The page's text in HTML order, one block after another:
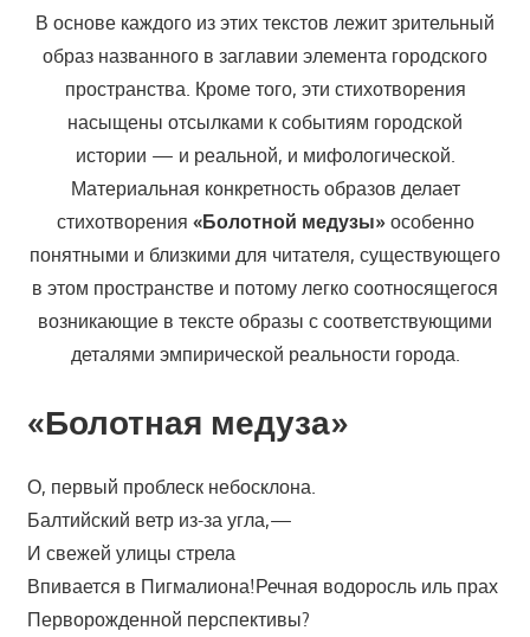
В основе каждого из этих текстов лежит зрительный
образ названного в заглавии элемента городского
пространства. Кроме того, эти стихотворения
насыщены отсылками к событиям городской
истории — и реальной, и мифологической.
Материальная конкретность образов делает
стихотворения «Болотной медузы»особенно
понятными и близкими для читателя, существующего
в этом пространстве и потому легко соотносящегося
возникающие в тексте образы с соответствующими
деталями эмпирической реальности города.
«Болотная медуза»
О, первый проблеск небосклона.
Балтийский ветр из-за угла,—
И свежей улицы стрела
Впивается в Пигмалиона!Речная водоросль иль прах
Перворожденной перспективы?